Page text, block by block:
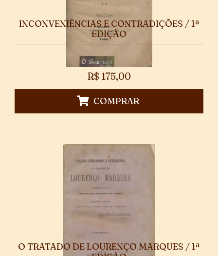
INCONVENIÊNCIAS E CONTRADIÇÕES / 1ª
EDIÇÃO
R$ 175,00
COMPRAR
O TRATADO DE LOURENÇO MARQUES / 1ª